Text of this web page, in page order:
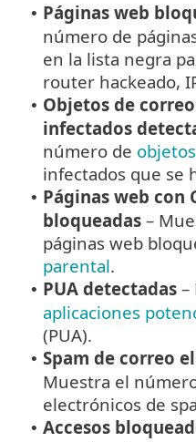
• Páginas web
número de
en la lista negra
router hackeado,
• Objetos de
infectados
número de objetos
infectados que se
• Páginas web con
bloqueadas –
páginas web
parental.
• PUA detectadas –
aplicaciones
(PUA).
• Spam de correo
Muestra el
electrónicos de
• Accesos